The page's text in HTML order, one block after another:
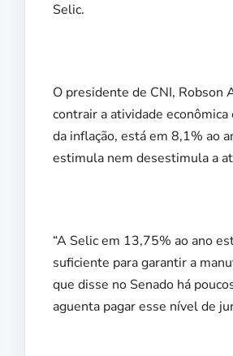
Selic.
O presidente de CNI, Robson
contrair a atividade
da inflação, está em 8,1% ao
estimula nem desestimula a
“A Selic em 13,75% ao ano
suficiente para garantir a
que disse no Senado há
aguenta pagar esse nível de